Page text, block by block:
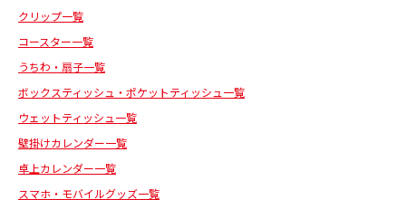
クリップ一覧
コースター一覧
うちわ・扇子一覧
ボックスティッシュ・ポケットティッシュ一覧
ウェットティッシュ一覧
壁掛けカレンダー一覧
卓上カレンダー一覧
スマホ・モバイルグッズ一覧